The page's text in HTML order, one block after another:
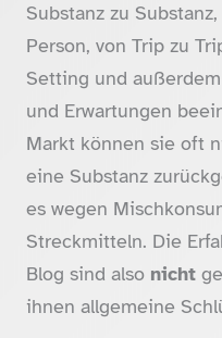
Substanz zu
Person, von Trip zu
Setting und
und Erwartungen
Markt können sie oft
eine Substanz
es wegen
Streckmitteln. Die
Blog sind also nicht
ihnen allgemeine